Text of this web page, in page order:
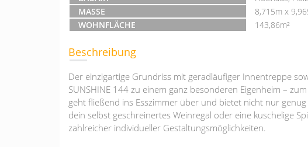
MASSE
8,715m x
WOHNFLÄCHE
143,86m²
Beschreibung
Der einzigartige Grundriss mit geradläufiger Innentreppe
SUNSHINE 144 zu einem ganz besonderen Eigenheim –
geht fließend ins Esszimmer über und bietet nicht nur
dein selbst geschreinertes Weinregal oder eine kuschelige
zahlreicher individueller Gestaltungsmöglichkeiten.